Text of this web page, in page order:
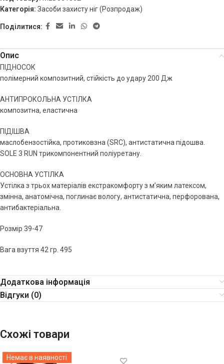
Категорія: Засоби захисту ніг (Розпродаж)
Поділитися:
Опис
ПІДНОСОК
полімерний композитний, стійкість до удару 200 Дж
АНТИПРОКОЛЬНА УСТІЛКА
композитна, еластична
ПІДІШВА
маслобензостійка, протиковзна (SRС), антистатична підошва.
SOLE 3 RUN трикомпонентний поліуретану.
ОСНОВНА УСТІЛКА
Устілка з трьох матеріалів екстракомфорту з м’яким латексом,
змінна, анатомічна, поглинає вологу, антистатична, перфорована,
антибактеріальна.
Розмір 39-47
Вага взуття 42 гр. 495
Додаткова інформація
Відгуки (0)
Схожі товари
Немає в наявності